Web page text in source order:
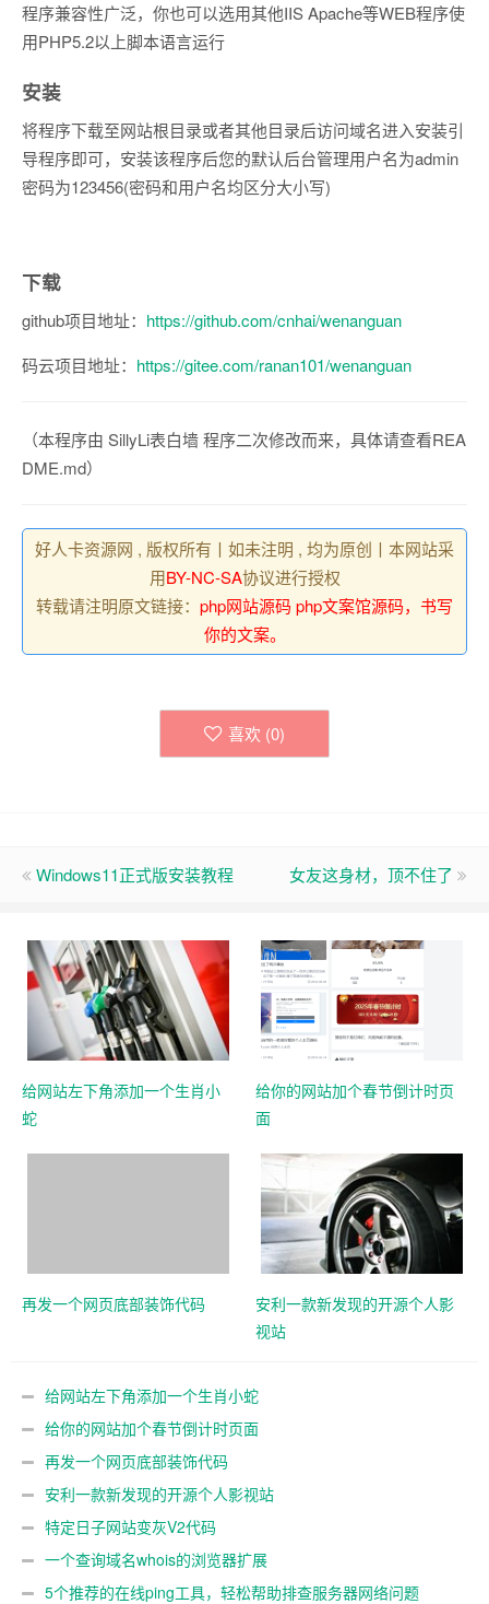
程序兼容性广泛，你也可以选用其他IIS Apache等WEB程序使
用PHP5.2以上脚本语言运行
安装
将程序下载至网站根目录或者其他目录后访问域名进入安装引
导程序即可，安装该程序后您的默认后台管理用户名为admin
密码为123456(密码和用户名均区分大小写)
下载
github项目地址： https://github.com/cnhai/wenanguan
码云项目地址： https://gitee.com/ranan101/wenanguan
（本程序由 SillyLi表白墙 程序二次修改而来，具体请查看REA
DME.md）
好人卡资源网 , 版权所有丨如未注明 , 均为原创丨本网站采
用BY-NC-SA协议进行授权
转载请注明原文链接： php网站源码 php文案馆源码，书写
你的文案。
喜欢 (0)
Windows11正式版安装教程 女友这身材，顶不住了
给网站左下角添加一个生肖小
蛇
给你的网站加个春节倒计时页
面
再发一个网页底部装饰代码
安利一款新发现的开源个人影
视站
给网站左下角添加一个生肖小蛇
给你的网站加个春节倒计时页面
再发一个网页底部装饰代码
安利一款新发现的开源个人影视站
特定日子网站变灰V2代码
一个查询域名whois的浏览器扩展
5个推荐的在线ping工具，轻松帮助排查服务器网络问题